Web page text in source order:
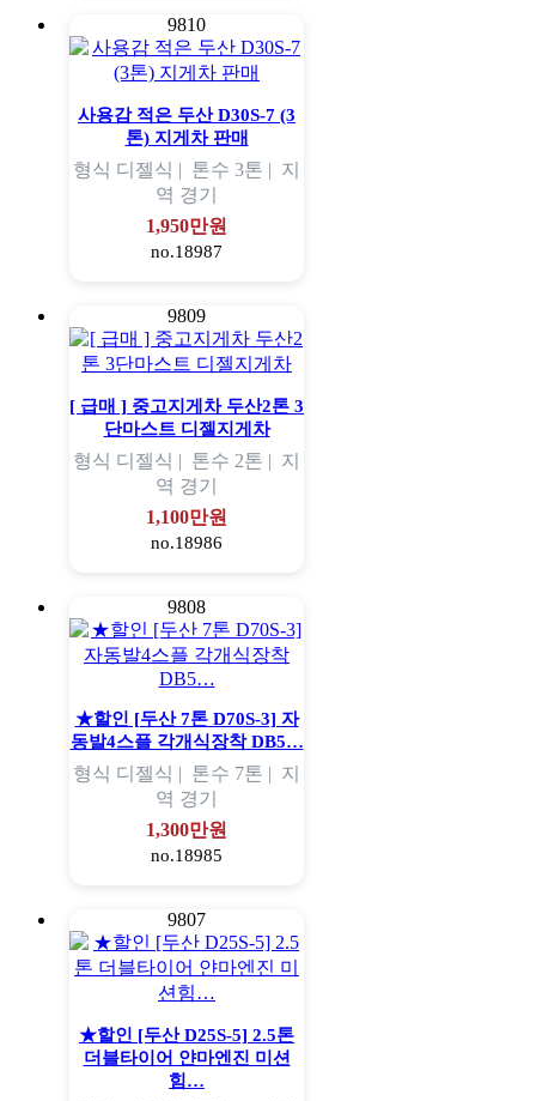
9810
사용감 적은 두산 D30S-7 (3
톤) 지게차 판매
형식 디젤식 | 톤수 3톤 | 지
역 경기
1,950만원
no.18987
9809
[ 급매 ] 중고지게차 두산2톤 3
단마스트 디젤지게차
형식 디젤식 | 톤수 2톤 | 지
역 경기
1,100만원
no.18986
9808
★할인 [두산 7톤 D70S-3] 자
동발4스플 각개식장착 DB5…
형식 디젤식 | 톤수 7톤 | 지
역 경기
1,300만원
no.18985
9807
★할인 [두산 D25S-5] 2.5톤
더블타이어 얀마엔진 미션
힘…